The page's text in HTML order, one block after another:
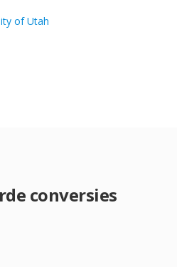
of Utah
conversies